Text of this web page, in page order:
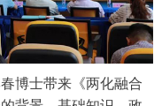
博士带来《两化融合